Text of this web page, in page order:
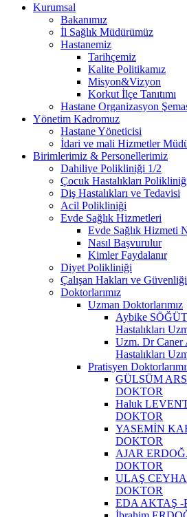
Kurumsal
Bakanımız
İl Sağlık Müdürümüz
Hastanemiz
Tarihçemiz
Kalite Politikamız
Misyon&Vizyon
Korkut İlçe Tanıtımı
Hastane Organizasyon
Yönetim Kadromuz
Hastane Yöneticisi
İdari ve mali Hizmetler
Birimlerimiz & Personellerimiz
Dahiliye Polikliniği 1/2
Çocuk Hastalıkları
Diş Hastalıkları ve Tedavisi
Acil Polikliniği
Evde Sağlık Hizmetleri
Evde Sağlık Hizmeti
Nasıl Başvurulur
Kimler Faydalanır
Diyet Polikliniği
Çalışan Hakları ve
Doktorlarımız
Uzman Doktorlarımız
Aybike SÖĞÜT
Hastalıkları
Uzm. Dr Caner
Hastalıkları
Pratisyen
GÜLSÜM
DOKTOR
Haluk
DOKTOR
YASEMİN
DOKTOR
AJAR
DOKTOR
ULAŞ
DOKTOR
EDA AKTAŞ -